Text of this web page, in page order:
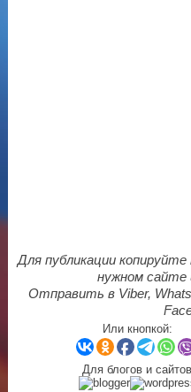
Для публикации
нужном сайте
Отправить в Viber,
Или кнопкой:
Для блогов и сайтов